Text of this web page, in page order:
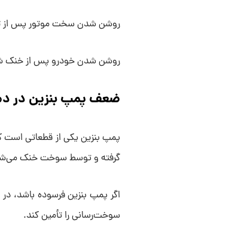
روشن شدن سخت موتور پس از
روشن شدن خودرو پس از خنک
ضعف پمپ بنزین در
پمپ بنزین یکی از قطعاتی است
گرفته و توسط سوخت خنک
اگر پمپ بنزین فرسوده باشد،
سوخت‌رسانی را تأمین کند.